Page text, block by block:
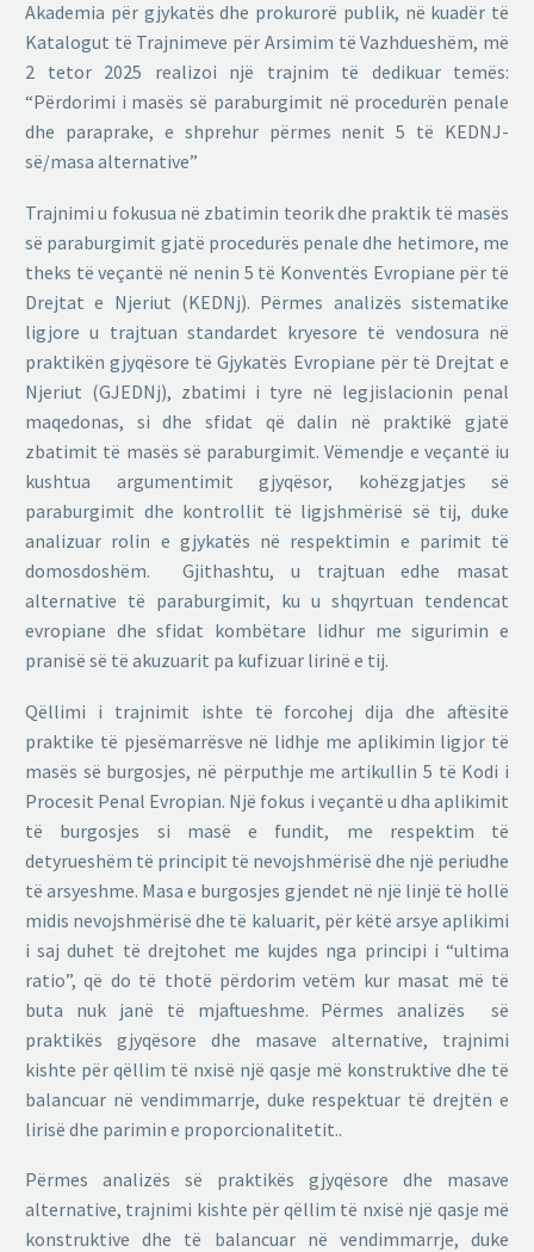
Akademia për gjykatës dhe prokurorë publik, në kuadër të
Katalogut të Trajnimeve për Arsimim të Vazhdueshëm, më
2 tetor 2025 realizoi një trajnim të dedikuar temës:
“Përdorimi i masës së paraburgimit në procedurën penale
dhe paraprake, e shprehur përmes nenit 5 të KEDNJ-
së/masa alternative”
Trajnimi u fokusua në zbatimin teorik dhe praktik të masës
së paraburgimit gjatë procedurës penale dhe hetimore, me
theks të veçantë në nenin 5 të Konventës Evropiane për të
Drejtat e Njeriut (KEDNj). Përmes analizës sistematike
ligjore u trajtuan standardet kryesore të vendosura në
praktikën gjyqësore të Gjykatës Evropiane për të Drejtat e
Njeriut (GJEDNj), zbatimi i tyre në legjislacionin penal
maqedonas, si dhe sfidat që dalin në praktikë gjatë
zbatimit të masës së paraburgimit. Vëmendje e veçantë iu
kushtua argumentimit gjyqësor, kohëzgjatjes së
paraburgimit dhe kontrollit të ligjshmërisë së tij, duke
analizuar rolin e gjykatës në respektimin e parimit të
domosdoshëm. Gjithashtu, u trajtuan edhe masat
alternative të paraburgimit, ku u shqyrtuan tendencat
evropiane dhe sfidat kombëtare lidhur me sigurimin e
pranisë së të akuzuarit pa kufizuar lirinë e tij.
Qëllimi i trajnimit ishte të forcohej dija dhe aftësitë
praktike të pjesëmarrësve në lidhje me aplikimin ligjor të
masës së burgosjes, në përputhje me artikullin 5 të Kodi i
Procesit Penal Evropian. Një fokus i veçantë u dha aplikimit
të burgosjes si masë e fundit, me respektim të
detyrueshëm të principit të nevojshmërisë dhe një periudhe
të arsyeshme. Masa e burgosjes gjendet në një linjë të hollë
midis nevojshmërisë dhe të kaluarit, për këtë arsye aplikimi
i saj duhet të drejtohet me kujdes nga principi i “ultima
ratio”, që do të thotë përdorim vetëm kur masat më të
buta nuk janë të mjaftueshme. Përmes analizës së
praktikës gjyqësore dhe masave alternative, trajnimi
kishte për qëllim të nxisë një qasje më konstruktive dhe të
balancuar në vendimmarrje, duke respektuar të drejtën e
lirisë dhe parimin e proporcionalitetit..
Përmes analizës së praktikës gjyqësore dhe masave
alternative, trajnimi kishte për qëllim të nxisë një qasje më
konstruktive dhe të balancuar në vendimmarrje, duke